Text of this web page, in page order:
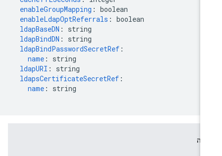
enableGroupMapping: boolean
enableLdapOptReferrals: boolean
ldapBaseDN: string
ldapBindDN: string
ldapBindPasswordSecretRef
name: string
ldapURI: string
ldapsCertificateSecretRef
name: string